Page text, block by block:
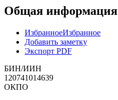
Общая информация
ИзбранноеИзбранное
Добавить заметку
Экспорт PDF
БИН/ИИН
120741014639
ОКПО